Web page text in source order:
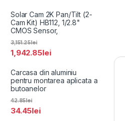
Solar Cam 2K Pan/Tilt (2-
Cam Kit) HB112, 1/2.8"
CMOS Sensor,
1,942.85lei
3,151.25lei
Carcasa din aluminiu
pentru montarea aplicata a
butoanelor
34.45lei
42.85lei